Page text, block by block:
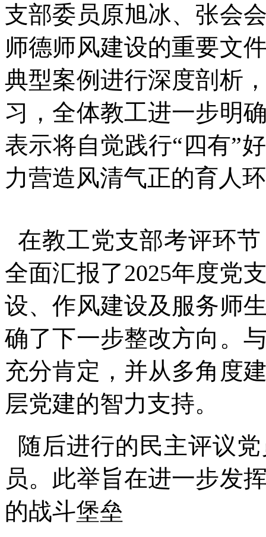
支部委员原旭冰、张会
师德师风建设的重要文
典型案例进行深度剖析
习，全体教工进一步明
表示将自觉践行“四有”
力营造风清气正的育人
在教工党支部考评环
全面汇报了2025年度党
设、作风建设及服务师
确了下一步整改方向。
充分肯定，并从多角度
层党建的智力支持。
随后进行的民主评议
员。此举旨在进一步发
的战斗堡垒